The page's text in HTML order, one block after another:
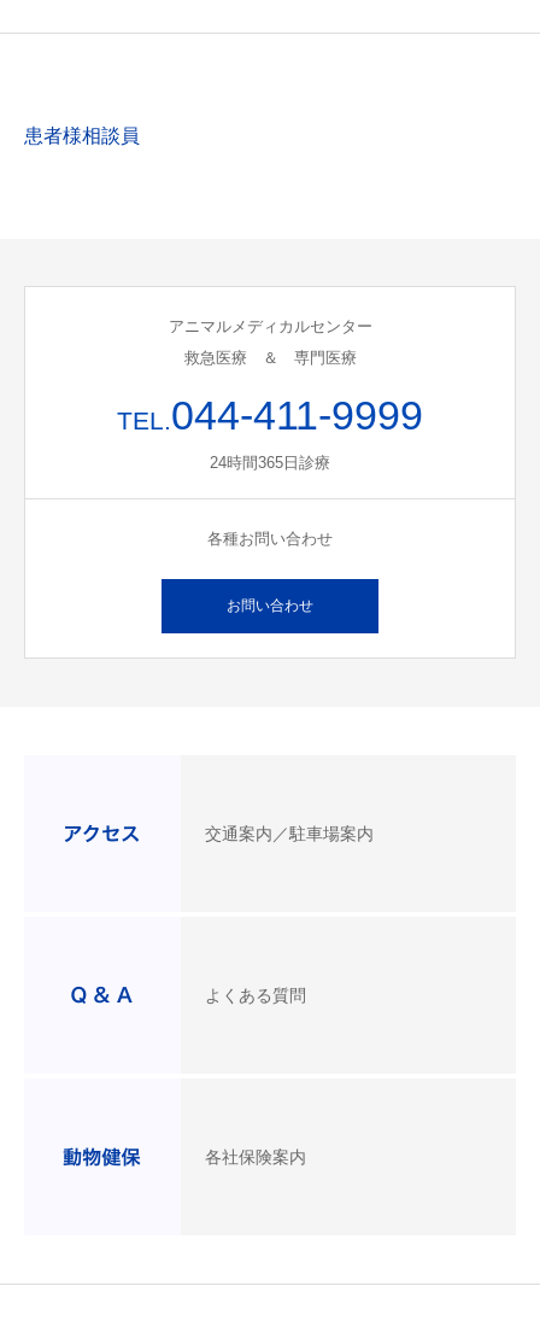
患者様相談員
アニマルメディカルセンター
救急医療 ＆ 専門医療
TEL.044-411-9999
24時間365日診療
各種お問い合わせ
お問い合わせ
交通案内／駐車場案内
よくある質問
各社保険案内